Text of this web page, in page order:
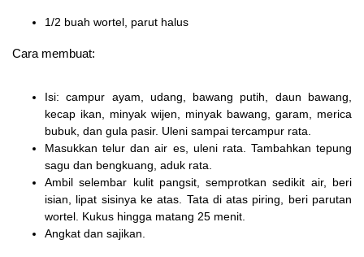
1/2 buah wortel, parut halus
Cara membuat:
Isi: campur ayam, udang, bawang putih, daun bawang,
kecap ikan, minyak wijen, minyak bawang, garam, merica
bubuk, dan gula pasir. Uleni sampai tercampur rata.
Masukkan telur dan air es, uleni rata. Tambahkan tepung
sagu dan bengkuang, aduk rata.
Ambil selembar kulit pangsit, semprotkan sedikit air, beri
isian, lipat sisinya ke atas. Tata di atas piring, beri parutan
wortel. Kukus hingga matang 25 menit.
Angkat dan sajikan.